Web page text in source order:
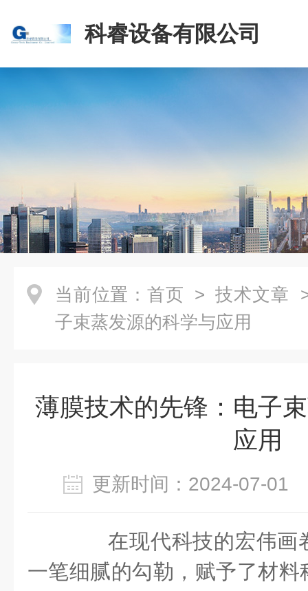
科睿设备有限公司
当前位置： 首页 > 技术文章
子束蒸发源的科学与应用
薄膜技术的先锋：电子
应用
更新时间：2024-07-
在现代科技的宏伟画
一笔细腻的勾勒，赋予了材